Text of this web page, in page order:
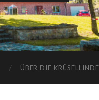
ÜBER DIE KRÜSELLINDE